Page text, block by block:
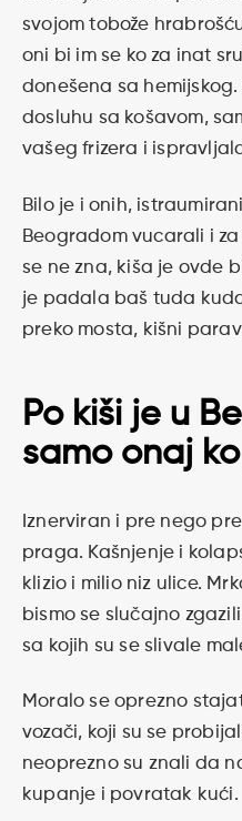
svojom tobože
oni bi im se ko za inat
donešena sa
dosluhu sa košavom,
vašeg frizera i
Bilo je i onih,
Beogradom vucarali i
se ne zna, kiša je ovde
je padala baš tuda
preko mosta, kišni
Po kiši je u
samo onaj
Iznerviran i pre nego
praga. Kašnjenje i
klizio i milio niz ulice.
bismo se slučajno
sa kojih su se slivale
Moralo se oprezno
vozači, koji su se
neoprezno su znali da
kupanje i povratak kući.